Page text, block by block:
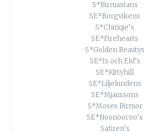
S*Birmastans
SE*Borgvikens
S*Chiriqie’s
SE*Firehearts
S*Golden Beautys
SE*Is och Eld’s
SE*Kittyhill
SE*Liljelundens
SE*Mjaussons
S*Moses Birmor
SE*Noonoocoo’s
Safiren’s